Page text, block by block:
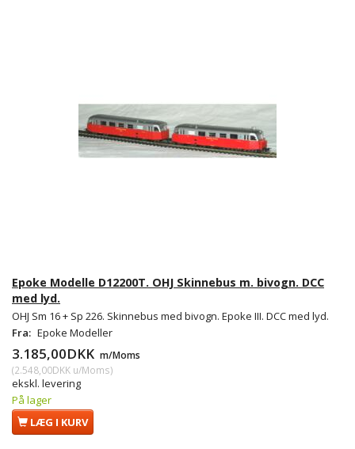
Epoke Modelle D12200T. OHJ Skinnebus m. bivogn. DCC
med lyd.
OHJ Sm 16 + Sp 226. Skinnebus med bivogn. Epoke III. DCC med lyd.
Fra: Epoke Modeller
3.185,00DKK m/Moms
(2.548,00DKK u/Moms)
ekskl. levering
På lager
LÆG I KURV